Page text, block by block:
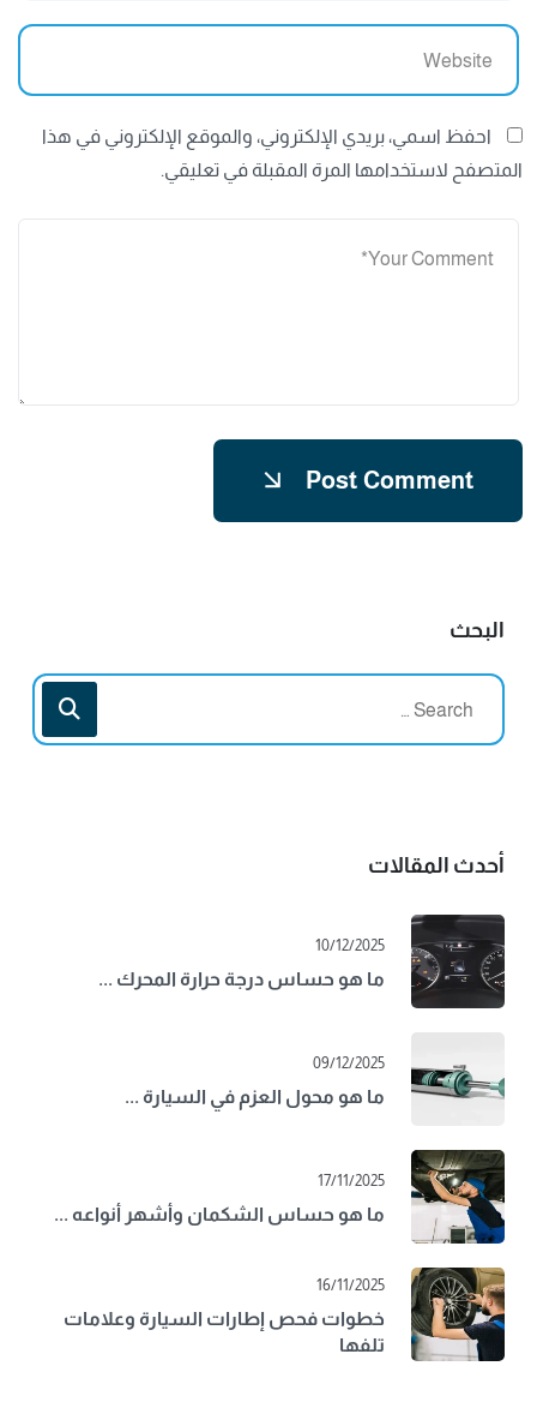
احفظ اسمي، بريدي الإلكتروني، والموقع الإلكتروني في هذا
المتصفح لاستخدامها المرة المقبلة في تعليقي.
Post Comment
البحث
أحدث المقالات
10/12/2025
ما هو حساس درجة حرارة المحرك ...
09/12/2025
ما هو محول العزم في السيارة ...
17/11/2025
ما هو حساس الشكمان وأشهر أنواعه ...
16/11/2025
خطوات فحص إطارات السيارة وعلامات
تلفها